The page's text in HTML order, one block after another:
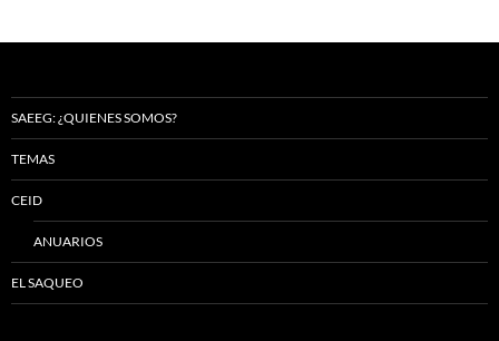
SAEEG: ¿QUIENES SOMOS?
TEMAS
CEID
ANUARIOS
EL SAQUEO